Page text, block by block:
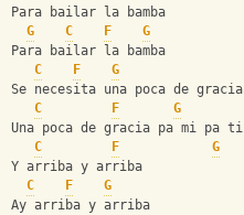
Para bailar la bamba
G
C F
G
Para bailar la bamba
C
F
G
Se necesita una poca de gracia
C
F
G
Una poca de gracia pa mi pa ti
C
F
G
Y arriba y arriba
C
F
G
Ay arriba y arriba